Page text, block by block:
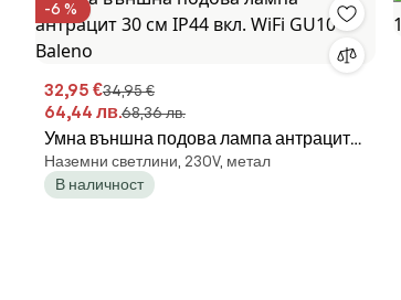
-6 %
32,95 €34,95 €
64,44 лв.68,36 лв.
Умна външна подова лампа антрацит
30 см IP44 вкл. WiFi GU10 - Baleno
Наземни светлини, 230V, метал
В наличност